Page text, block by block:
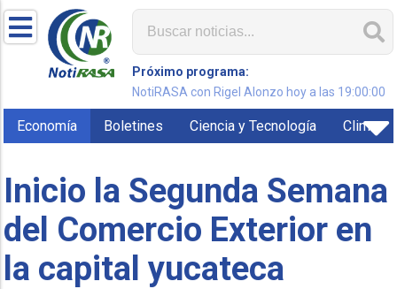
Próximo programa:
NotiRASA con Rigel Alonzo hoy a las 19:00:00
Economía Boletines Ciencia y Tecnología Clima
Inicio la Segunda Semana
del Comercio Exterior en
la capital yucateca